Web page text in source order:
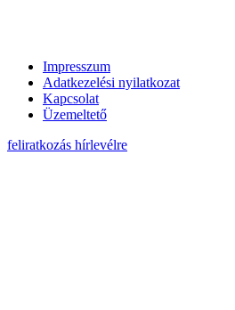
Impresszum
Adatkezelési nyilatkozat
Kapcsolat
Üzemeltető
feliratkozás hírlevélre